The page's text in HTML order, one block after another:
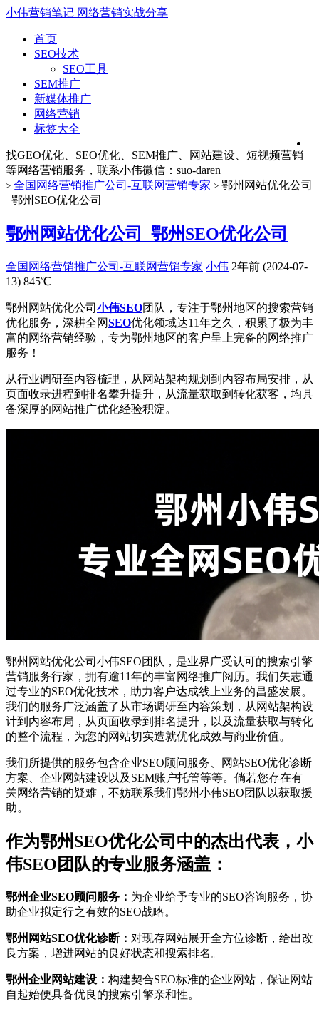
小伟营销笔记 网络营销实战分享
首页
SEO技术
SEO工具
SEM推广
新媒体推广
网络营销
标签大全
找GEO优化、SEO优化、SEM推广、网站建设、短视频营销
等网络营销服务，联系小伟微信：suo-daren
> 全国网络营销推广公司-互联网营销专家 > 鄂州网站优化公司
_鄂州SEO优化公司
鄂州网站优化公司_鄂州SEO优化公司
全国网络营销推广公司-互联网营销专家 小伟 2年前 (2024-07-
13) 845℃
鄂州网站优化公司 小伟SEO团队，专注于鄂州地区的搜索营销
优化服务，深耕全网SEO优化领域达11年之久，积累了极为丰
富的网络营销经验，专为鄂州地区的客户呈上完备的网络推广
服务！
从行业调研至内容梳理，从网站架构规划到内容布局安排，从
页面收录进程到排名攀升提升，从流量获取到转化获客，均具
备深厚的网站推广优化经验积淀。
鄂州网站优化公司小伟SEO团队，是业界广受认可的搜索引擎
营销服务行家，拥有逾11年的丰富网络推广阅历。我们矢志通
过专业的SEO优化技术，助力客户达成线上业务的昌盛发展。
我们的服务广泛涵盖了从市场调研至内容策划，从网站架构设
计到内容布局，从页面收录到排名提升，以及流量获取与转化
的整个流程，为您的网站切实造就优化成效与商业价值。
我们所提供的服务包含企业SEO顾问服务、网站SEO优化诊断
方案、企业网站建设以及SEM账户托管等等。倘若您存在有
关网络营销的疑难，不妨联系我们鄂州小伟SEO团队以获取援
助。
作为鄂州SEO优化公司中的杰出代表，小
伟SEO团队的专业服务涵盖：
鄂州企业SEO顾问服务： 为企业给予专业的SEO咨询服务，协
助企业拟定行之有效的SEO战略。
鄂州网站SEO优化诊断： 对现存网站展开全方位诊断，给出改
良方案，增进网站的良好状态和搜索排名。
鄂州企业网站建设： 构建契合SEO标准的企业网站，保证网站
自起始便具备优良的搜索引擎亲和性。